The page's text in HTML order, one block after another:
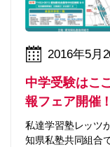
2016年5月
中学受験はこ
報フェア開催！
私達学習塾レッツ
知県私塾共同組合